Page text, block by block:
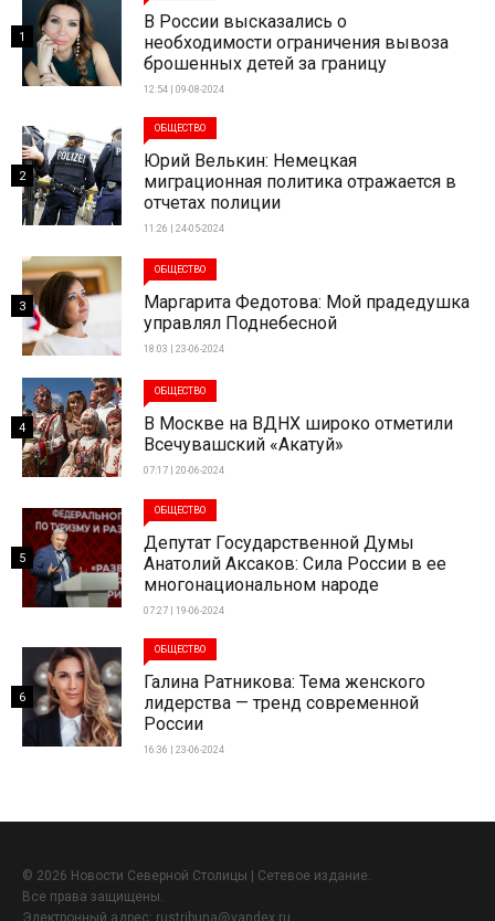
В России высказались о
необходимости ограничения вывоза
брошенных детей за границу
12:54 | 09-08-2024
1
ОБЩЕСТВО
Юрий Велькин: Немецкая
миграционная политика отражается в
отчетах полиции
11:26 | 24-05-2024
2
ОБЩЕСТВО
Маргарита Федотова: Мой прадедушка
управлял Поднебесной
18:03 | 23-06-2024
3
ОБЩЕСТВО
В Москве на ВДНХ широко отметили
Всечувашский «Акатуй»
07:17 | 20-06-2024
4
ОБЩЕСТВО
Депутат Государственной Думы
Анатолий Аксаков: Сила России в ее
многонациональном народе
07:27 | 19-06-2024
5
ОБЩЕСТВО
Галина Ратникова: Тема женского
лидерства — тренд современной
России
16:36 | 23-06-2024
6
© 2026 Новости Северной Столицы | Сетевое издание.
Все права защищены.